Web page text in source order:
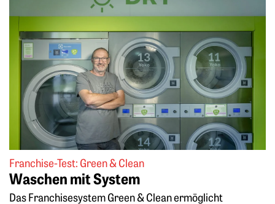
Franchise-Test: Green & Clean
Waschen mit System
Das Franchisesystem Green & Clean ermöglicht